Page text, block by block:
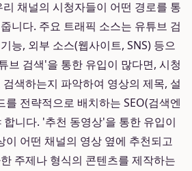
채널의 시청자들이 어떤 경로를 통
니다. 주요 트래픽 소스는 유튜브 검
능, 외부 소스(웹사이트, SNS) 등으
브 검색'을 통한 유입이 많다면, 시청
색하는지 파악하여 영상의 제목, 설
를 전략적으로 배치하는 SEO(검색엔
니다. '추천 동영상'을 통한 유입이
이 어떤 채널의 영상 옆에 추천되고
주제나 형식의 콘텐츠를 제작하는